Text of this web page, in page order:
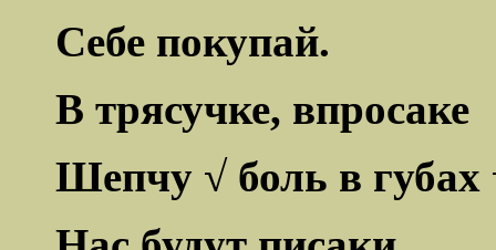
Себе покупай.
В трясучке, впросаке
Шепчу √ боль в губах